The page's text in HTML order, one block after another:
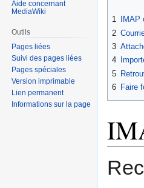
1
IMAP
2
3
4
5
6 Faire
Aide concernant
MediaWiki
Outils
Pages liées
Suivi des pages liées
Pages spéciales
Version imprimable
Lien permanent
Informations sur la page